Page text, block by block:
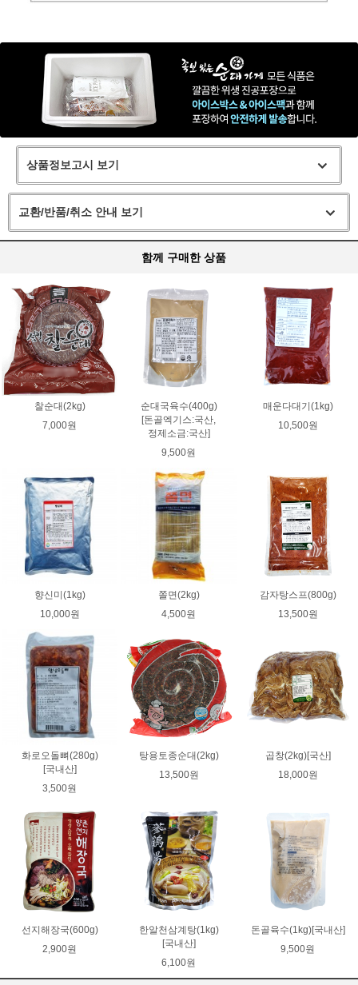
상품정보고시 보기
교환/반품/취소 안내 보기
함께 구매한 상품
찰순대(2kg)
7,000원
순대국육수(400g)
[돈골엑기스:국산,
정제소금:국산]
9,500원
매운다대기(1kg)
10,500원
향신미(1kg)
10,000원
쫄면(2kg)
4,500원
감자탕스프(800g)
13,500원
화로오돌뼈(280g)
[국내산]
3,500원
탕용토종순대(2kg)
13,500원
곱창(2kg)[국산]
18,000원
선지해장국(600g)
2,900원
한알천삼계탕(1kg)
[국내산]
6,100원
돈골육수(1kg)[국내산]
9,500원